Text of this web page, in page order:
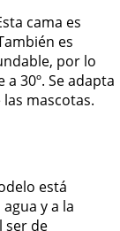
cama es
es
por lo
30º. Se adapta
mascotas.
está
y a la
ser de